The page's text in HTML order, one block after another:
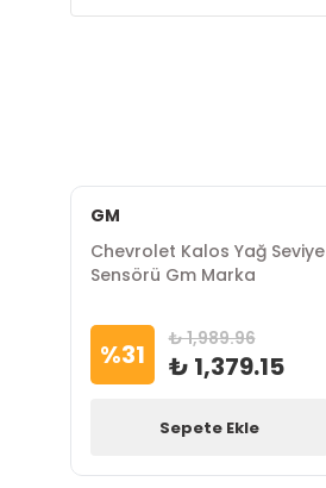
GM
Chevrolet Kalos Yağ Seviye
Sensörü Gm Marka
%31 ₺ 1,989.96
₺ 1,379.15
Sepete Ekle